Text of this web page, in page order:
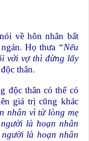
về hôn nhân bất
Họ thưa“Nếu
với vợ thì đừng lấy
thân.
độc thân có thể có
giá trị cũng khác
nhân vì từ lòng mẹ
là hoạn nhân
là hoạn nhân